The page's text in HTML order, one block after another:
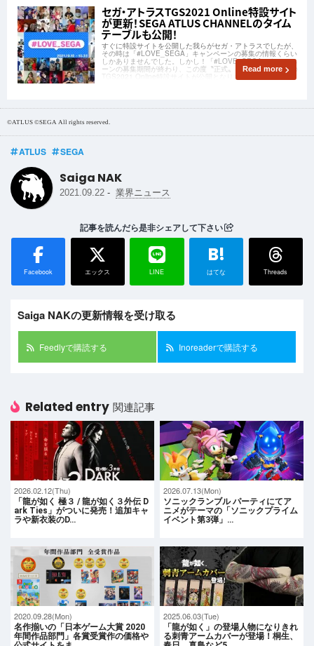
セガ・アトラスTGS2021 Online特設サイト
が更新！SEGA ATLUS CHANNELのタイム
テーブルも公開！
すぐに特設サイトを公開した我らがセガ・アトラスでしたが、
その時は「#LOVE_SEGA」キャンペーンの募集の情報くらい
しかありませんでした。しかし！「#LOVE_SEGA」キャンペ
ーンの募集期間が終わり、この度〝正式〟にセガ・アトラスの
TGS2021 Online特設サイトが公開となりました！
Read more
©ATLUS ©SEGA All rights reserved.
ATLUS SEGA
Saiga NAK
2021.09.22 - 業界ニュース
記事を読んだら是非シェアして下さい
Facebook エックス LINE
B!
はてな Threads
Saiga NAKの更新情報を受け取る
Feedlyで購読する Inoreaderで購読する
Related entry 関連記事
2026.02.12(Thu)
「龍が如く 極３ / 龍が如く３外伝 D
ark Ties」がついに発売！追加キャ
ラや新衣装のD…
2026.07.13(Mon)
ソニックランブル パーティにてア
ニメがテーマの「ソニックプライム
イベント第3弾」…
2020.09.28(Mon)
名作揃いの「日本ゲーム大賞 2020
年間作品部門」各賞受賞作の価格や
2025.06.03(Tue)
「龍が如く」の登場人物になりきれ
る刺青アームカバーが登場！桐生、